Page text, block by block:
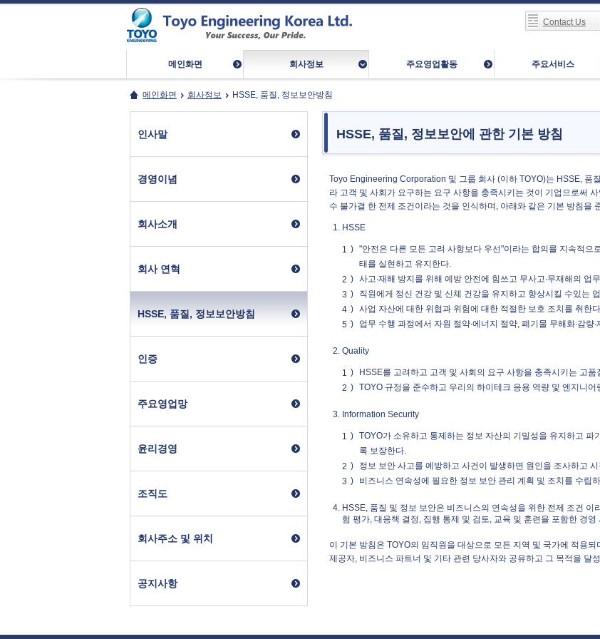
Contact Us
메인화면 회사정보 주요영업활동 주요서비스
메인화면 회사정보 HSSE, 품질, 정보보안방침
인사말
경영이념
회사소개
회사 연혁
HSSE, 품질, 정보보안방침
인증
주요영업망
윤리경영
조직도
회사주소 및 위치
공지사항
HSSE, 품질, 정보보안에 관한 기본 방침
Toyo Engineering Corporation 및 그룹 회사 (이하 TOYO)는 HSSE, 품
라 고객 및 사회가 요구하는 요구 사항을 충족시키는 것이 기업으로써
수 불가결 한 전제 조건이라는 것을 인식하며, 아래와 같은 기본 방침을
HSSE
"안전은 다른 모든 고려 사항보다 우선"이라는 합의를 지속적
태를 실현하고 유지한다.
사고∙재해 방지를 위해 예방 안전에 힘쓰고 무사고∙무재해의 업
직원에게 정신 건강 및 신체 건강을 유지하고 향상시킬 수있는
사업 자산에 대한 위협과 위험에 대한 적절한 보호 조치를 취한
업무 수행 과정에서 자원 절약∙에너지 절약, 폐기물 무해화∙감
Quality
HSSE를 고려하고 고객 및 사회의 요구 사항을 충족시키는 고
TOYO 규정을 준수하고 우리의 하이테크 응용 역량 및 엔지니
Information Security
TOYO가 소유하고 통제하는 정보 자산의 기밀성을 유지하고
록 보장한다.
정보 보안 사고를 예방하고 사건이 발생하면 원인을 조사하고
비즈니스 연속성에 필요한 정보 보안 관리 계획 및 조치를 수립
HSSE, 품질 및 정보 보안은 비즈니스의 연속성을 위한 전제 조건
험 평가, 대응책 결정, 집행 통제 및 검토, 교육 및 훈련을 포함한 경
이 기본 방침은 TOYO의 임직원을 대상으로 모든 지역 및 국가에 적용
제공자, 비즈니스 파트너 및 기타 관련 당사자와 공유하고 그 목적을 달